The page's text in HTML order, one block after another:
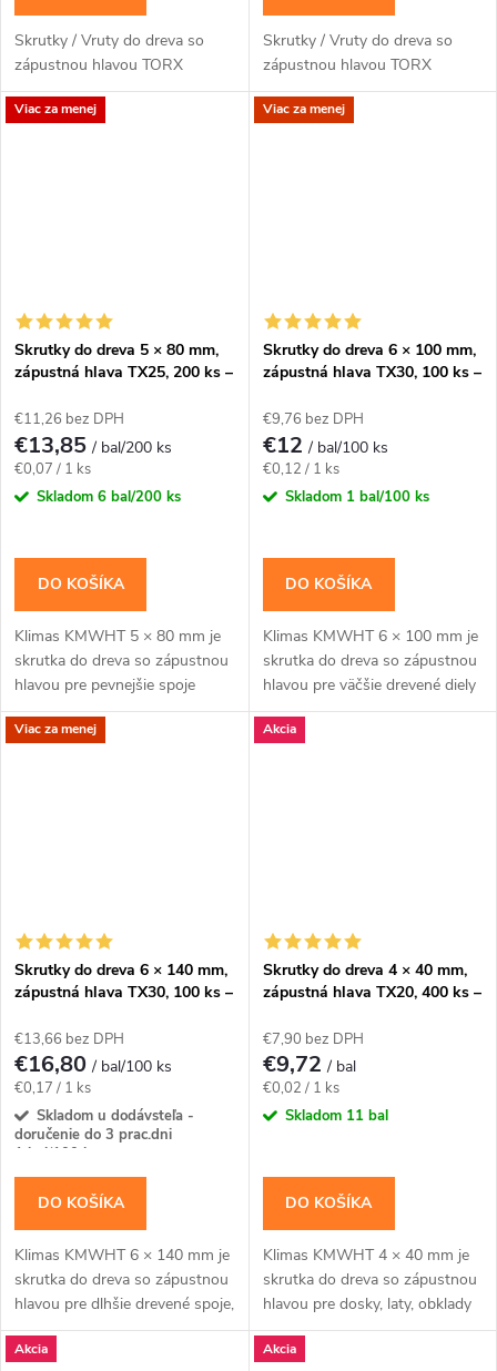
Skrutky / Vruty do dreva so
zápustnou hlavou TORX
Skrutky / Vruty do dreva so
zápustnou hlavou TORX
Viac za menej
Skrutky do dreva 5 × 80 mm,
zápustná hlava TX25, 200 ks –
€11,26 bez DPH
€13,85/ bal/200 ks
Jednotková
cena:
€0,07 / 1 ks
Skladom 6 bal/200 ks
DO KOŠÍKA
Klimas KMWHT 5 × 80 mm je
skrutka do dreva so zápustnou
hlavou pre pevnejšie spoje
dosiek, lát a drevených
prvkov.Na montáž použite bit
Viac za menej
Skrutky do dreva 6 × 100 mm,
zápustná hlava TX30, 100 ks –
€9,76 bez DPH
€12/ bal/100 ks
Jednotková
cena:
€0,12 / 1 ks
Skladom 1 bal/100 ks
DO KOŠÍKA
Klimas KMWHT 6 × 100 mm je
skrutka do dreva so zápustnou
hlavou pre väčšie drevené diely
a spoje, pri ktorých má hlava
zostať zarovno.Na montáž
Viac za menej
Skrutky do dreva 6 × 140 mm,
zápustná hlava TX30, 100 ks –
€13,66 bez DPH
€16,80/ bal/100 ks
Jednotková
cena:
€0,17 / 1 ks
Skladom u dodávsteľa -
doručenie do 3 prac.dni
1 bal/100 ks
DO KOŠÍKA
Klimas KMWHT 6 × 140 mm je
skrutka do dreva so zápustnou
hlavou pre dlhšie drevené spoje,
pri ktorých nesmie hlava
vyčnievať.Na montáž použite
Akcia
Skrutky do dreva 4 × 40 mm,
zápustná hlava TX20, 400 ks –
€7,90 bez DPH
€9,72/ bal
Jednotková
cena:
€0,02 / 1 ks
Skladom 11 bal
DO KOŠÍKA
Klimas KMWHT 4 × 40 mm je
skrutka do dreva so zápustnou
hlavou pre dosky, laty, obklady
a bežné dielenské montáže.Na
montáž použite bit TX20.
Akcia Akcia